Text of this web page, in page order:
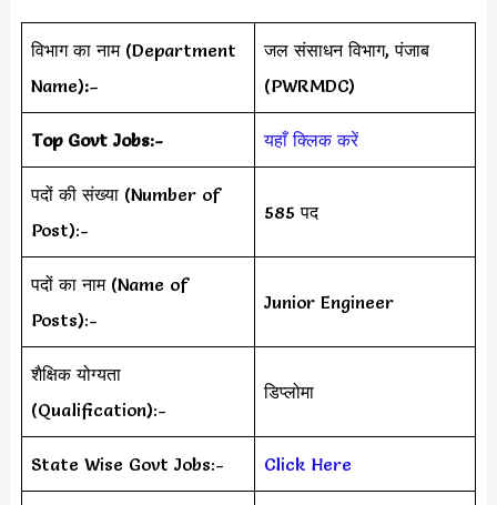
विभाग का नाम (Department
Name):–
जल संसाधन विभाग, पंजाब
(PWRMDC)
Top Govt Jobs:- यहाँ क्लिक करें
पदों की संख्या (Number of
Post):-
585 पद
पदों का नाम (Name of
Posts):-
Junior Engineer
शैक्षिक योग्यता
(Qualification):-
डिप्लोमा
State Wise Govt Jobs:- Click Here